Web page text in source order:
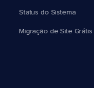
Status do Sistema
Migração de Site Grátis